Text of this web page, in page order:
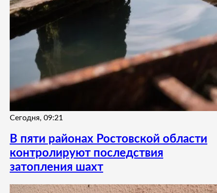
Сегодня, 09:21
В пяти районах Ростовской области
контролируют последствия
затопления шахт